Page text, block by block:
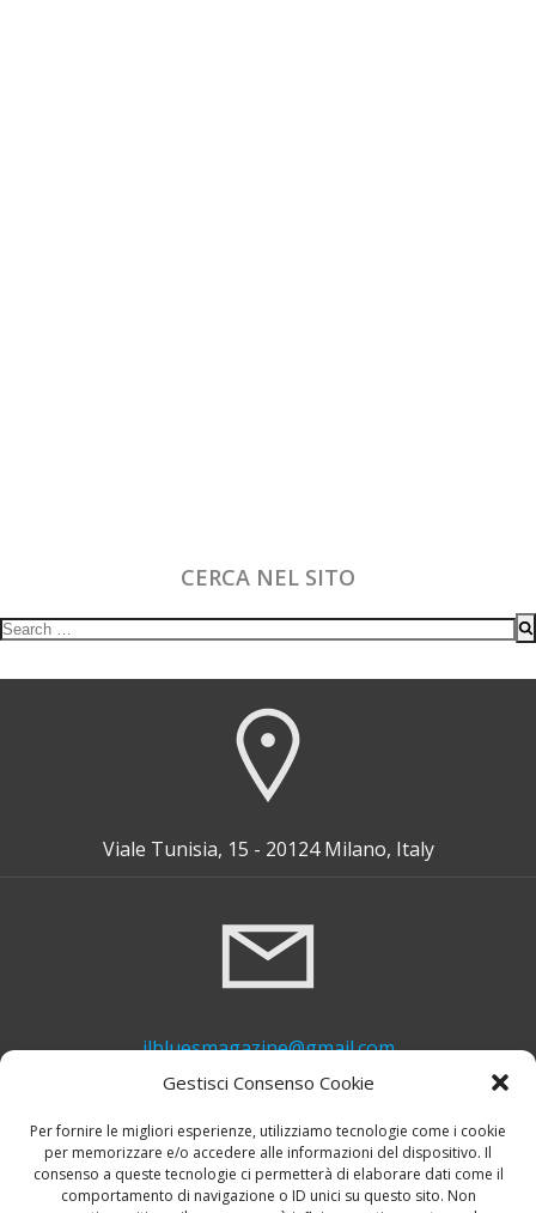
Gestisci Consenso Cookie
Per fornire le migliori esperienze, utilizziamo tecnologie come i cookie
per memorizzare e/o accedere alle informazioni del dispositivo. Il
consenso a queste tecnologie ci permetterà di elaborare dati come il
comportamento di navigazione o ID unici su questo sito. Non
CERCA NEL SITO
Search
Viale Tunisia, 15 - 20124 Milano, Italy
ilbluesmagazine@gmail.com